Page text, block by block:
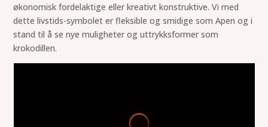
økonomisk fordelaktige eller kreativt konstruktive. Vi med
dette livstids-symbolet er fleksible og smidige som Apen og i
stand til å se nye muligheter og uttrykksformer som
krokodillen.